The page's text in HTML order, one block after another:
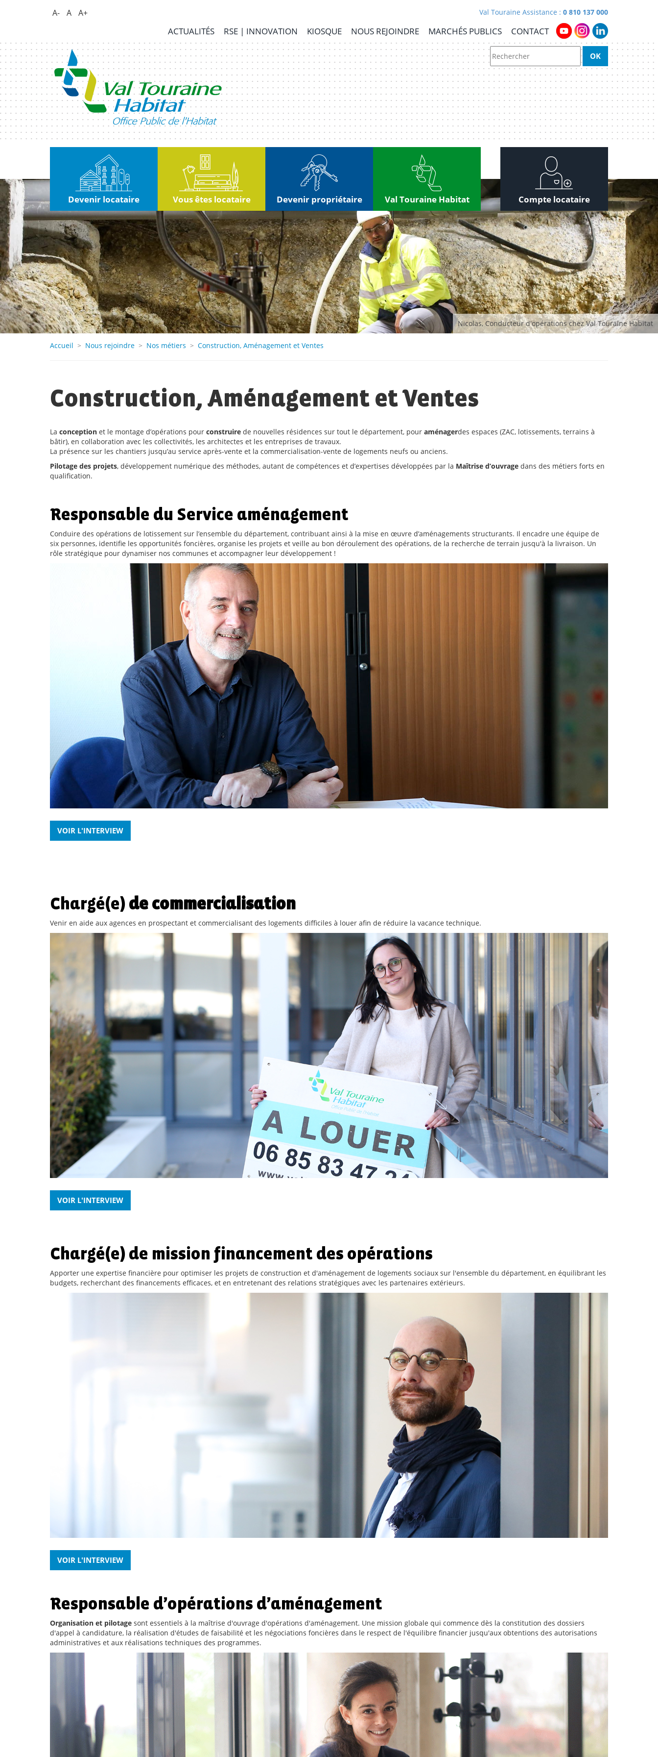
RSE
Innovation
Kiosque
Nous
rejoindre
publics
Contact
A- A A+ Val Touraine Assistance : 0 810 137 000
ACTUALITÉS RSE | INNOVATION KIOSQUE NOUS REJOINDRE MARCHÉS PUBLICS CONTACT
Devenir locataire Vous êtes locataire Devenir propriétaire Val Touraine Habitat Compte locataire
Nicolas, Conducteur d'opérations chez Val Touraine Habitat
Accueil > Nous rejoindre > Nos métiers > Construction, Aménagement et Ventes
Construction, Aménagement et Ventes
La conception et le montage d’opérations pour construire de nouvelles résidences sur tout le département, pour aménagerdes espaces (ZAC, lotissements, terrains à
bâtir), en collaboration avec les collectivités, les architectes et les entreprises de travaux.
La présence sur les chantiers jusqu’au service après-vente et la commercialisation-vente de logements neufs ou anciens.
Pilotage des projets, développement numérique des méthodes, autant de compétences et d’expertises développées par la Maîtrise d’ouvrage dans des métiers forts en
qualification.
Responsable du Service aménagement
Conduire des opérations de lotissement sur l’ensemble du département, contribuant ainsi à la mise en œuvre d’aménagements structurants. Il encadre une équipe de
six personnes, identifie les opportunités foncières, organise les projets et veille au bon déroulement des opérations, de la recherche de terrain jusqu'à la livraison. Un
rôle stratégique pour dynamiser nos communes et accompagner leur développement !
VOIR L'INTERVIEW
Chargé(e) de commercialisation
Venir en aide aux agences en prospectant et commercialisant des logements difficiles à louer afin de réduire la vacance technique.
VOIR L'INTERVIEW
Chargé(e) de mission financement des opérations
Apporter une expertise financière pour optimiser les projets de construction et d'aménagement de logements sociaux sur l'ensemble du département, en équilibrant les
budgets, recherchant des financements efficaces, et en entretenant des relations stratégiques avec les partenaires extérieurs.
VOIR L'INTERVIEW
Responsable d’opérations d’aménagement
Organisation et pilotage sont essentiels à la maîtrise d'ouvrage d'opérations d'aménagement. Une mission globale qui commence dès la constitution des dossiers
d'appel à candidature, la réalisation d'études de faisabilité et les négociations foncières dans le respect de l'équilibre financier jusqu'aux obtentions des autorisations
administratives et aux réalisations techniques des programmes.